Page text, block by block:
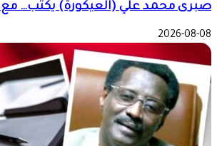
صبرى محمد علي (العيكورة) يكتب… مع
2026-08-08